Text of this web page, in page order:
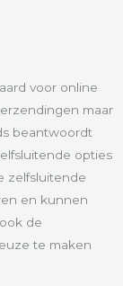
voor online
maar
beantwoordt
opties
zelfsluitende
en kunnen
de
te maken